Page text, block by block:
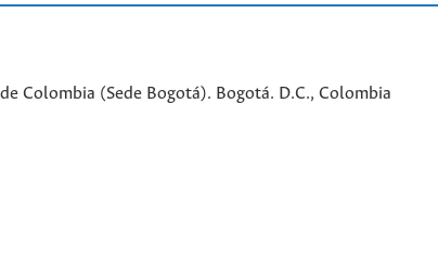
Colombia (Sede Bogotá). Bogotá. D.C., Colombia